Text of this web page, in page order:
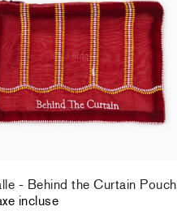
- Behind the Curtain Pouch
incluse